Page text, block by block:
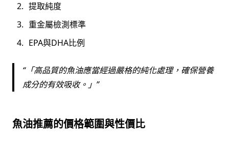
提取純度
重金屬檢測標準
EPA與DHA比例
「高品質的魚油應當經過嚴格的純化處理，確保營養
成分的有效吸收。」
魚油推薦的價格範圍與性價比